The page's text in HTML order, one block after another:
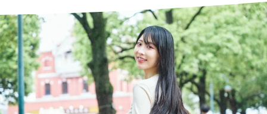
〒144-0035
東京都大田区南蒲田1-1-25 蒲田東日本ビル5F